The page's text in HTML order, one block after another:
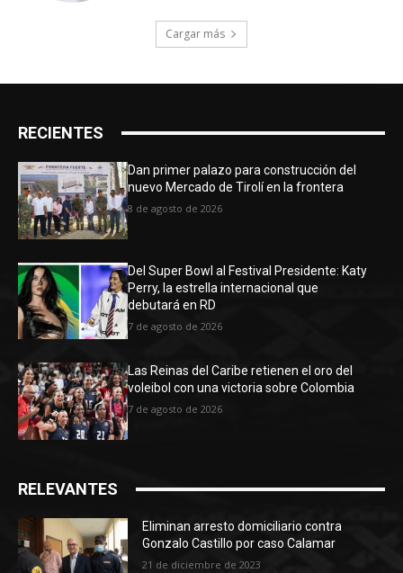
Cargar más
RECIENTES
Dan primer palazo para construcción del
nuevo Mercado de Tirolí en la frontera
8 de agosto de 2026
Del Super Bowl al Festival Presidente: Katy
Perry, la estrella internacional que
debutará en RD
7 de agosto de 2026
Las Reinas del Caribe retienen el oro del
voleibol con una victoria sobre Colombia
7 de agosto de 2026
RELEVANTES
Eliminan arresto domiciliario contra
Gonzalo Castillo por caso Calamar
21 de diciembre de 2023